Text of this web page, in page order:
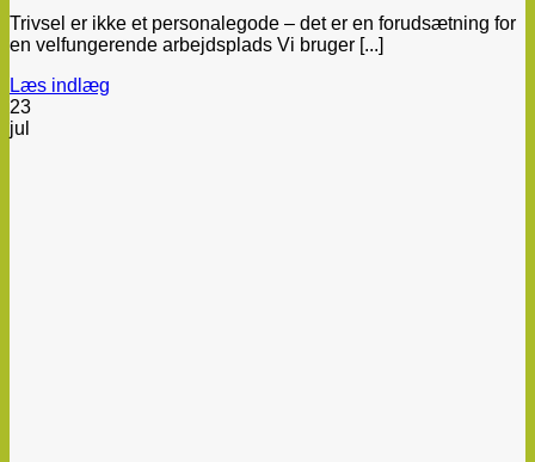
Trivsel er ikke et personalegode – det er en forudsætning for
en velfungerende arbejdsplads Vi bruger [...]
Læs indlæg
23
jul